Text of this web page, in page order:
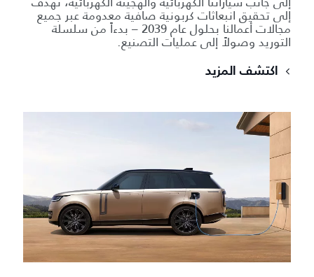
إلى تحقيق انبعاثات كربونية صافية معدومة عبر جميع
مجالات أعمالنا بحلول عام 2039 – بدءاً من سلسلة
التوريد وصولاً إلى عمليات التصنيع.
اكتشف المزيد